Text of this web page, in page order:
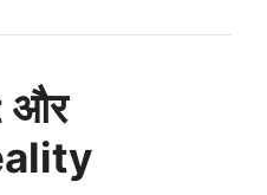
और